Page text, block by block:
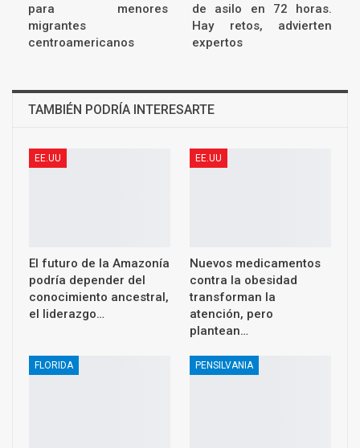
para menores
migrantes
centroamericanos
de asilo en 72 horas.
Hay retos, advierten
expertos
TAMBIÉN PODRÍA INTERESARTE
EE.UU
El futuro de la Amazonía
podría depender del
conocimiento ancestral,
el liderazgo…
EE.UU
Nuevos medicamentos
contra la obesidad
transforman la
atención, pero
plantean…
FLORIDA PENSILVANIA